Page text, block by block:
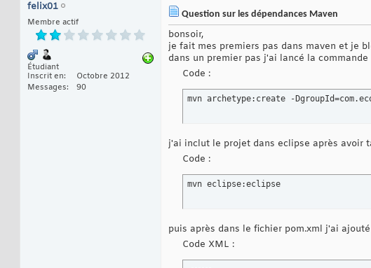
felix01
Membre actif
Étudiant
Inscrit en
Octobre 2012
Messages
90
Question sur les dépendances Maven
bonsoir,
je fait mes premiers pas dans maven et je
dans un premier pas j'ai lancé la commande
Code :
mvn archetype:create -
j'ai inclut le projet dans eclipse après avoir
Code :
mvn eclipse:eclipse
puis après dans le fichier pom.xml j'ai
Code XML :